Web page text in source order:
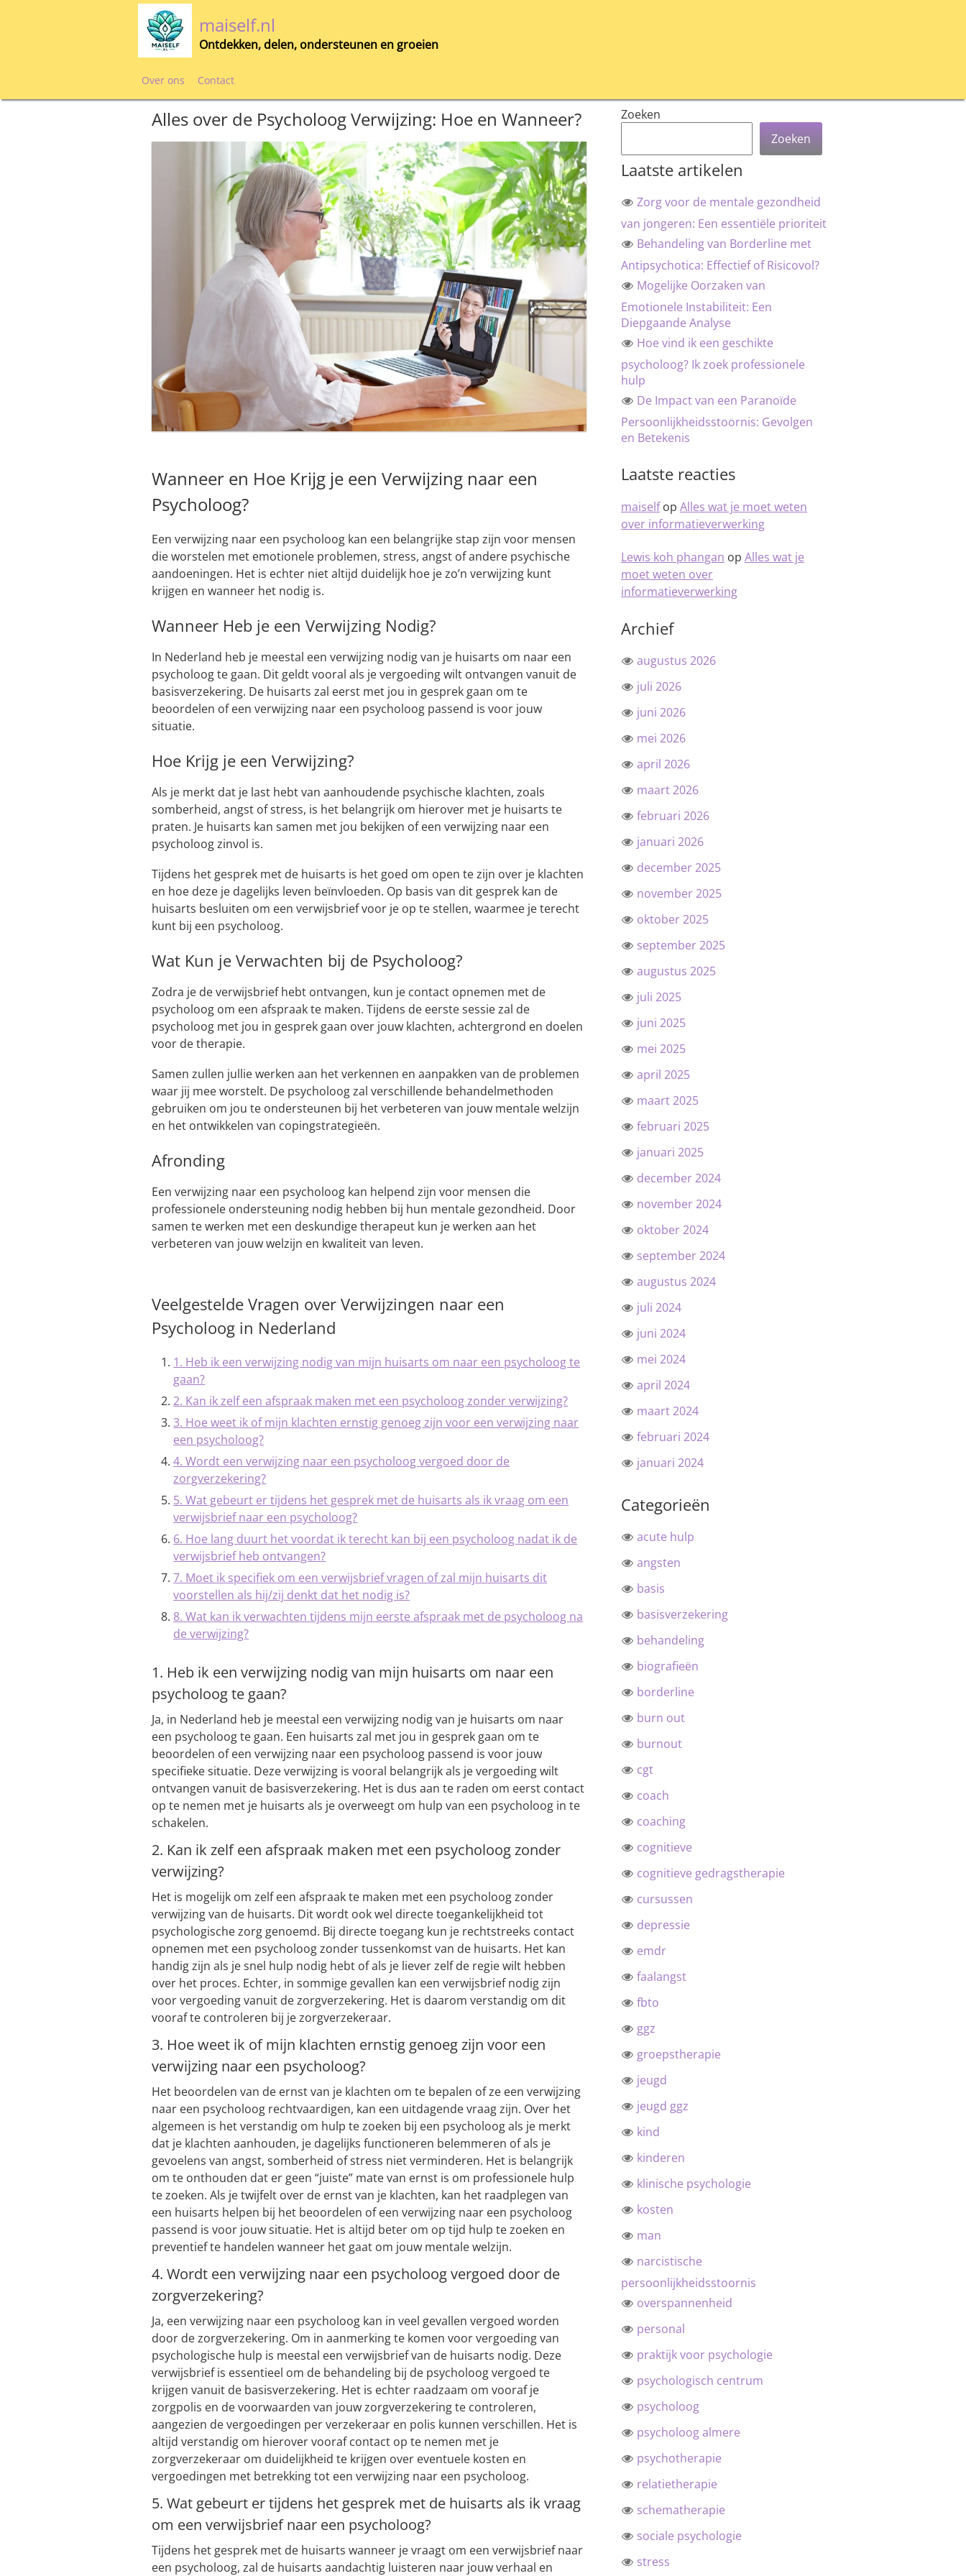
maiself.nl
Ontdekken, delen, ondersteunen en groeien
Over ons Contact
Alles over de Psycholoog Verwijzing: Hoe en Wanneer?
Wanneer en Hoe Krijg je een Verwijzing naar een
Psycholoog?
Een verwijzing naar een psycholoog kan een belangrijke stap zijn voor mensen
die worstelen met emotionele problemen, stress, angst of andere psychische
aandoeningen. Het is echter niet altijd duidelijk hoe je zo’n verwijzing kunt
krijgen en wanneer het nodig is.
Wanneer Heb je een Verwijzing Nodig?
In Nederland heb je meestal een verwijzing nodig van je huisarts om naar een
psycholoog te gaan. Dit geldt vooral als je vergoeding wilt ontvangen vanuit de
basisverzekering. De huisarts zal eerst met jou in gesprek gaan om te
beoordelen of een verwijzing naar een psycholoog passend is voor jouw
situatie.
Hoe Krijg je een Verwijzing?
Als je merkt dat je last hebt van aanhoudende psychische klachten, zoals
somberheid, angst of stress, is het belangrijk om hierover met je huisarts te
praten. Je huisarts kan samen met jou bekijken of een verwijzing naar een
psycholoog zinvol is.
Tijdens het gesprek met de huisarts is het goed om open te zijn over je klachten
en hoe deze je dagelijks leven beïnvloeden. Op basis van dit gesprek kan de
huisarts besluiten om een verwijsbrief voor je op te stellen, waarmee je terecht
kunt bij een psycholoog.
Wat Kun je Verwachten bij de Psycholoog?
Zodra je de verwijsbrief hebt ontvangen, kun je contact opnemen met de
psycholoog om een afspraak te maken. Tijdens de eerste sessie zal de
psycholoog met jou in gesprek gaan over jouw klachten, achtergrond en doelen
voor de therapie.
Samen zullen jullie werken aan het verkennen en aanpakken van de problemen
waar jij mee worstelt. De psycholoog zal verschillende behandelmethoden
gebruiken om jou te ondersteunen bij het verbeteren van jouw mentale welzijn
en het ontwikkelen van copingstrategieën.
Afronding
Een verwijzing naar een psycholoog kan helpend zijn voor mensen die
professionele ondersteuning nodig hebben bij hun mentale gezondheid. Door
samen te werken met een deskundige therapeut kun je werken aan het
verbeteren van jouw welzijn en kwaliteit van leven.
Veelgestelde Vragen over Verwijzingen naar een
Psycholoog in Nederland
1. Heb ik een verwijzing nodig van mijn huisarts om naar een psycholoog te
gaan?
2. Kan ik zelf een afspraak maken met een psycholoog zonder verwijzing?
3. Hoe weet ik of mijn klachten ernstig genoeg zijn voor een verwijzing naar
een psycholoog?
4. Wordt een verwijzing naar een psycholoog vergoed door de
zorgverzekering?
5. Wat gebeurt er tijdens het gesprek met de huisarts als ik vraag om een
verwijsbrief naar een psycholoog?
6. Hoe lang duurt het voordat ik terecht kan bij een psycholoog nadat ik de
verwijsbrief heb ontvangen?
7. Moet ik specifiek om een verwijsbrief vragen of zal mijn huisarts dit
voorstellen als hij/zij denkt dat het nodig is?
8. Wat kan ik verwachten tijdens mijn eerste afspraak met de psycholoog na
de verwijzing?
1. Heb ik een verwijzing nodig van mijn huisarts om naar een
psycholoog te gaan?
Ja, in Nederland heb je meestal een verwijzing nodig van je huisarts om naar
een psycholoog te gaan. Een huisarts zal met jou in gesprek gaan om te
beoordelen of een verwijzing naar een psycholoog passend is voor jouw
specifieke situatie. Deze verwijzing is vooral belangrijk als je vergoeding wilt
ontvangen vanuit de basisverzekering. Het is dus aan te raden om eerst contact
op te nemen met je huisarts als je overweegt om hulp van een psycholoog in te
schakelen.
2. Kan ik zelf een afspraak maken met een psycholoog zonder
verwijzing?
Het is mogelijk om zelf een afspraak te maken met een psycholoog zonder
verwijzing van de huisarts. Dit wordt ook wel directe toegankelijkheid tot
psychologische zorg genoemd. Bij directe toegang kun je rechtstreeks contact
opnemen met een psycholoog zonder tussenkomst van de huisarts. Het kan
handig zijn als je snel hulp nodig hebt of als je liever zelf de regie wilt hebben
over het proces. Echter, in sommige gevallen kan een verwijsbrief nodig zijn
voor vergoeding vanuit de zorgverzekering. Het is daarom verstandig om dit
vooraf te controleren bij je zorgverzekeraar.
3. Hoe weet ik of mijn klachten ernstig genoeg zijn voor een
verwijzing naar een psycholoog?
Het beoordelen van de ernst van je klachten om te bepalen of ze een verwijzing
naar een psycholoog rechtvaardigen, kan een uitdagende vraag zijn. Over het
algemeen is het verstandig om hulp te zoeken bij een psycholoog als je merkt
dat je klachten aanhouden, je dagelijks functioneren belemmeren of als je
gevoelens van angst, somberheid of stress niet verminderen. Het is belangrijk
om te onthouden dat er geen “juiste” mate van ernst is om professionele hulp
te zoeken. Als je twijfelt over de ernst van je klachten, kan het raadplegen van
een huisarts helpen bij het beoordelen of een verwijzing naar een psycholoog
passend is voor jouw situatie. Het is altijd beter om op tijd hulp te zoeken en
preventief te handelen wanneer het gaat om jouw mentale welzijn.
4. Wordt een verwijzing naar een psycholoog vergoed door de
zorgverzekering?
Ja, een verwijzing naar een psycholoog kan in veel gevallen vergoed worden
door de zorgverzekering. Om in aanmerking te komen voor vergoeding van
psychologische hulp is meestal een verwijsbrief van de huisarts nodig. Deze
verwijsbrief is essentieel om de behandeling bij de psycholoog vergoed te
krijgen vanuit de basisverzekering. Het is echter raadzaam om vooraf je
zorgpolis en de voorwaarden van jouw zorgverzekering te controleren,
aangezien de vergoedingen per verzekeraar en polis kunnen verschillen. Het is
altijd verstandig om hierover vooraf contact op te nemen met je
zorgverzekeraar om duidelijkheid te krijgen over eventuele kosten en
vergoedingen met betrekking tot een verwijzing naar een psycholoog.
5. Wat gebeurt er tijdens het gesprek met de huisarts als ik vraag
om een verwijsbrief naar een psycholoog?
Tijdens het gesprek met de huisarts wanneer je vraagt om een verwijsbrief naar
een psycholoog, zal de huisarts aandachtig luisteren naar jouw verhaal en
Zoeken
Zoeken
Laatste artikelen
Zorg voor de mentale gezondheid
van jongeren: Een essentiële prioriteit
Behandeling van Borderline met
Antipsychotica: Effectief of Risicovol?
Mogelijke Oorzaken van
Emotionele Instabiliteit: Een
Diepgaande Analyse
Hoe vind ik een geschikte
psycholoog? Ik zoek professionele
hulp
De Impact van een Paranoïde
Persoonlijkheidsstoornis: Gevolgen
en Betekenis
Laatste reacties
maiselfop Alles wat je moet weten
over informatieverwerking
Lewis koh phangan op Alles wat je
moet weten over
informatieverwerking
Archief
augustus 2026
juli 2026
juni 2026
mei 2026
april 2026
maart 2026
februari 2026
januari 2026
december 2025
november 2025
oktober 2025
september 2025
augustus 2025
juli 2025
juni 2025
mei 2025
april 2025
maart 2025
februari 2025
januari 2025
december 2024
november 2024
oktober 2024
september 2024
augustus 2024
juli 2024
juni 2024
mei 2024
april 2024
maart 2024
februari 2024
januari 2024
Categorieën
acute hulp
angsten
basis
basisverzekering
behandeling
biografieën
borderline
burn out
burnout
cgt
coach
coaching
cognitieve
cognitieve gedragstherapie
cursussen
depressie
emdr
faalangst
fbto
ggz
groepstherapie
jeugd
jeugd ggz
kind
kinderen
klinische psychologie
kosten
man
narcistische
persoonlijkheidsstoornis
overspannenheid
personal
praktijk voor psychologie
psychologisch centrum
psycholoog
psycholoog almere
psychotherapie
relatietherapie
schematherapie
sociale psychologie
stress